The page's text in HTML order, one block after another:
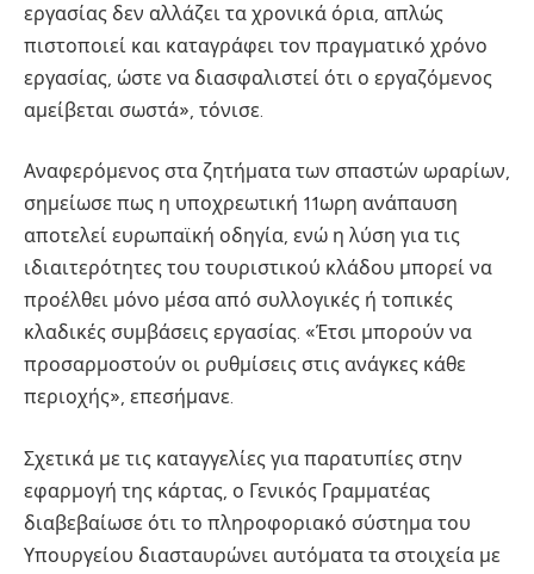
εργασίας δεν αλλάζει τα χρονικά όρια, απλώς
πιστοποιεί και καταγράφει τον πραγματικό χρόνο
εργασίας, ώστε να διασφαλιστεί ότι ο εργαζόμενος
αμείβεται σωστά», τόνισε.
Αναφερόμενος στα ζητήματα των σπαστών ωραρίων,
σημείωσε πως η υποχρεωτική 11ωρη ανάπαυση
αποτελεί ευρωπαϊκή οδηγία, ενώ η λύση για τις
ιδιαιτερότητες του τουριστικού κλάδου μπορεί να
προέλθει μόνο μέσα από συλλογικές ή τοπικές
κλαδικές συμβάσεις εργασίας. «Έτσι μπορούν να
προσαρμοστούν οι ρυθμίσεις στις ανάγκες κάθε
περιοχής», επεσήμανε.
Σχετικά με τις καταγγελίες για παρατυπίες στην
εφαρμογή της κάρτας, ο Γενικός Γραμματέας
διαβεβαίωσε ότι το πληροφοριακό σύστημα του
Υπουργείου διασταυρώνει αυτόματα τα στοιχεία με